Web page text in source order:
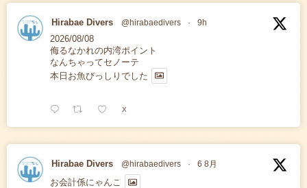
Hirabae Divers @hirabaedivers · 9h
2026/08/08
侮るなかれの内湾ポイント
なんちゃってセノーテ
本日お魚びっしりでした
X
Hirabae Divers @hirabaedivers · 6 8月
お会計係にゃんこ